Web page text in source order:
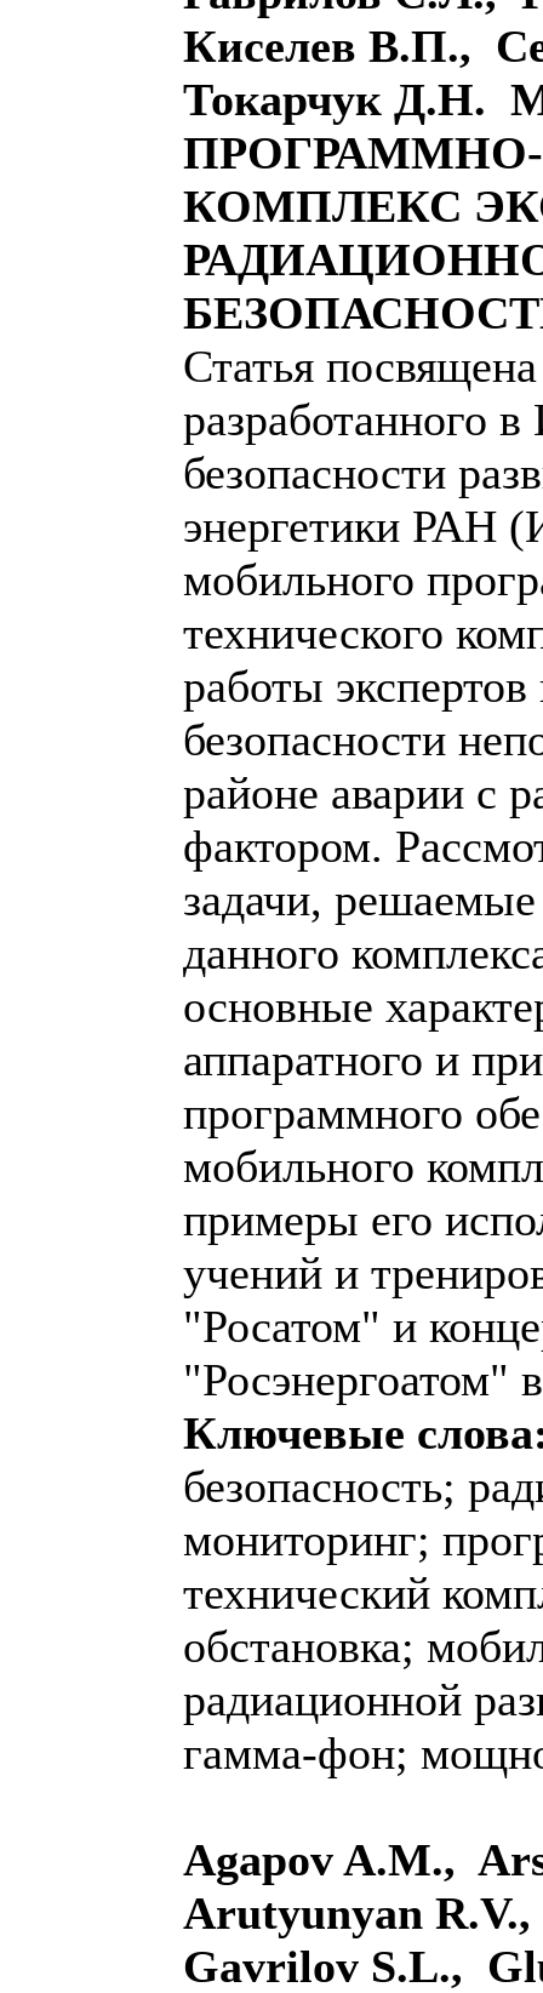
Киселев В.П.,
Токарчук
КОМПЛЕКС
Статья
разработанного в
безопасности
энергетики РАН
мобильного
технического
работы
безопасности
районе аварии с
фактором.
задачи,
данного
основные
аппаратного и
программного
мобильного
примеры его
учений и
"Росатом" и
"Росэнергоатом"
Ключевые
безопасность;
мониторинг;
технический
обстановка;
радиационной
гамма-фон;
Agapov A.M.,
Arutyunyan
Gavrilov S.L.,